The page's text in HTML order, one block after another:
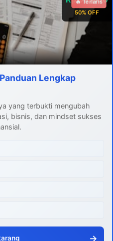
50% OFF
Lengkap
yang terbukti mengubah
bisnis, dan mindset sukses
→